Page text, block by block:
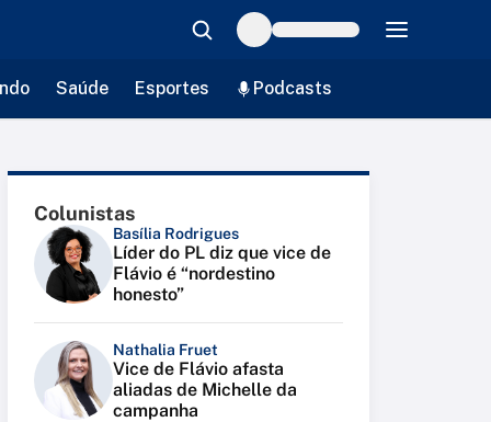
Saúde Esportes Podcasts
Colunistas
Basília Rodrigues
Líder do PL diz que vice de
Flávio é “nordestino
honesto”
Nathalia Fruet
Vice de Flávio afasta
aliadas de Michelle da
campanha